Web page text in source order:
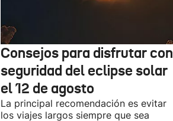
Consejos para disfrutar con
seguridad del eclipse solar
el 12 de agosto
La principal recomendación es evitar
los viajes largos siempre que sea